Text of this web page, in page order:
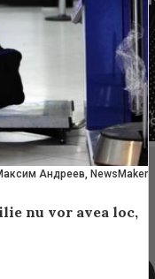
Андреев, NewsMaker
nu vor avea loc,